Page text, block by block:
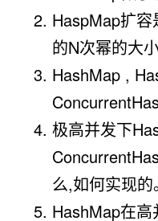
HaspMap扩
的N次幂的大小
HashMap ,
极高并发下
么,如何实现的。
HashMap在